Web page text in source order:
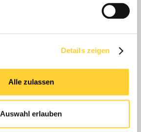
Details zeigen
Alle zulassen
Auswahl erlauben
KONTAKT
Werben auf
Bauforum24